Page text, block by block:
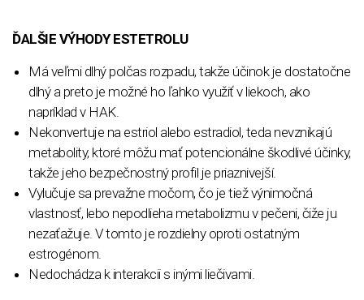
ĎALŠIE VÝHODY ESTETROLU
Má veľmi dlhý polčas rozpadu, takže účinok je dostatočne
dlhý a preto je možné ho ľahko využiť v liekoch, ako
napríklad v HAK.
Nekonvertuje na estriol alebo estradiol, teda nevznikajú
metabolity, ktoré môžu mať potencionálne škodlivé účinky,
takže jeho bezpečnostný profil je priaznivejší.
Vylučuje sa prevažne močom, čo je tiež výnimočná
vlastnosť, lebo nepodlieha metabolizmu v pečeni, čiže ju
nezaťažuje. V tomto je rozdielny oproti ostatným
estrogénom.
Nedochádza k interakcii s inými liečivami.